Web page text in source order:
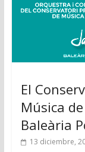
El
Música
Baleària
13 diciembre,